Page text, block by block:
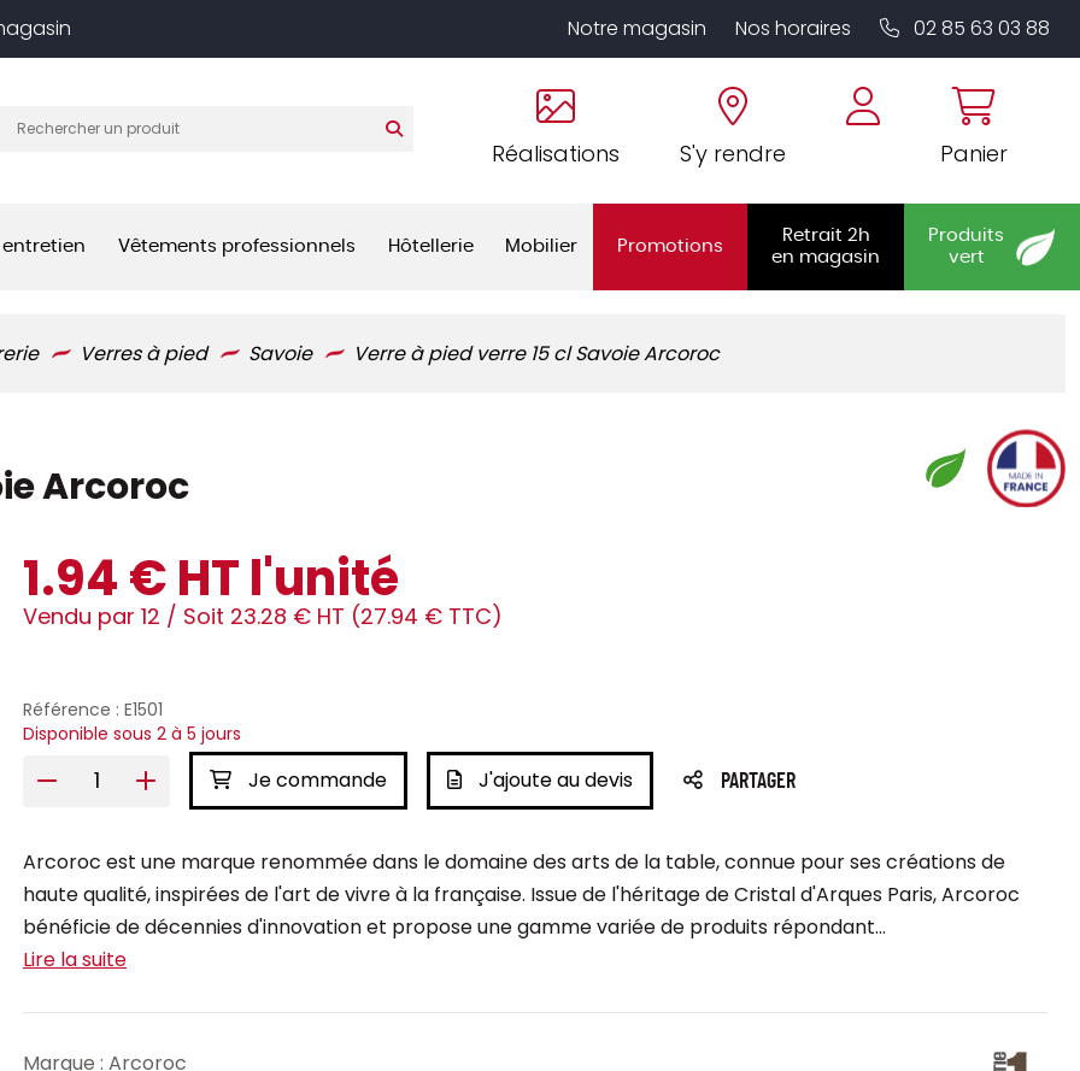
Notre magasin Nos horaires 02 85 63 03 88
Réalisations S'y rendre Panier
entretien Vêtements professionnels Hôtellerie Mobilier Promotions
Retrait 2h
en magasin
Produits
vert
Verres à pied Savoie Verre à pied verre 15 cl Savoie Arcoroc
Arcoroc
1.94 € HT l'unité
Vendu par 12 / Soit 23.28 € HT (27.94 € TTC)
Référence : E1501
Disponible sous 2 à 5 jours
Je commande J'ajoute au devis PARTAGER
Arcoroc est une marque renommée dans le domaine des arts de la table, connue pour ses créations de
haute qualité, inspirées de l'art de vivre à la française. Issue de l'héritage de Cristal d'Arques Paris, Arcoroc
bénéficie de décennies d'innovation et propose une gamme variée de produits répondant...
Lire la suite
Marque : Arcoroc